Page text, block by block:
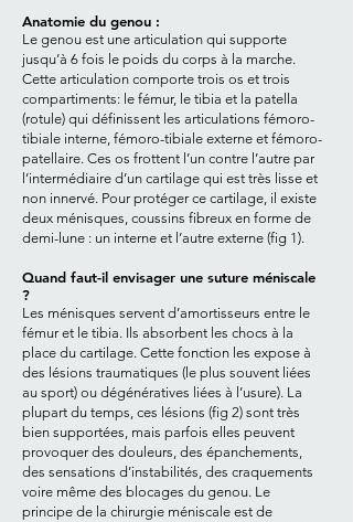
Anatomie du genou :
Le genou est une articulation qui supporte
jusqu’à 6 fois le poids du corps à la marche.
Cette articulation comporte trois os et trois
compartiments: le fémur, le tibia et la patella
(rotule) qui définissent les articulations fémoro-
tibiale interne, fémoro-tibiale externe et fémoro-
patellaire. Ces os frottent l’un contre l’autre par
l’intermédiaire d’un cartilage qui est très lisse et
non innervé. Pour protéger ce cartilage, il existe
deux ménisques, coussins fibreux en forme de
demi-lune : un interne et l’autre externe (fig 1).
Quand faut-il envisager une suture méniscale
?
Les ménisques servent d’amortisseurs entre le
fémur et le tibia. Ils absorbent les chocs à la
place du cartilage. Cette fonction les expose à
des lésions traumatiques (le plus souvent liées
au sport) ou dégénératives liées à l’usure). La
plupart du temps, ces lésions (fig 2) sont très
bien supportées, mais parfois elles peuvent
provoquer des douleurs, des épanchements,
des sensations d’instabilités, des craquements
voire même des blocages du genou. Le
principe de la chirurgie méniscale est de